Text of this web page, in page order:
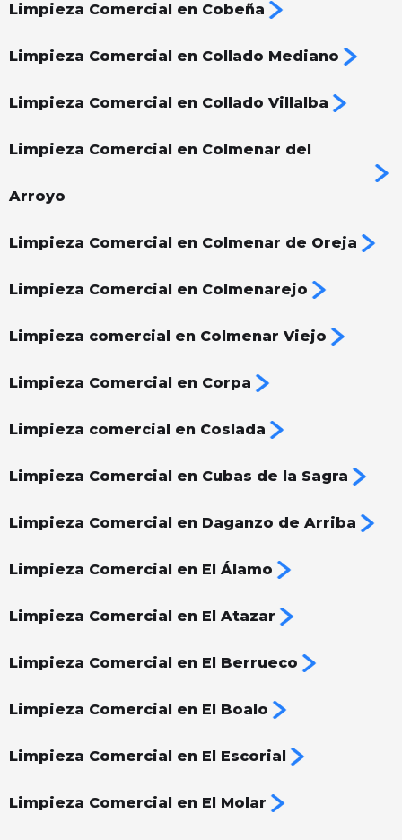
Limpieza Comercial en Cobeña
Limpieza Comercial en Collado Mediano
Limpieza Comercial en Collado Villalba
Limpieza Comercial en Colmenar del
Arroyo
Limpieza Comercial en Colmenar de Oreja
Limpieza Comercial en Colmenarejo
Limpieza comercial en Colmenar Viejo
Limpieza Comercial en Corpa
Limpieza comercial en Coslada
Limpieza Comercial en Cubas de la Sagra
Limpieza Comercial en Daganzo de Arriba
Limpieza Comercial en El Álamo
Limpieza Comercial en El Atazar
Limpieza Comercial en El Berrueco
Limpieza Comercial en El Boalo
Limpieza Comercial en El Escorial
Limpieza Comercial en El Molar